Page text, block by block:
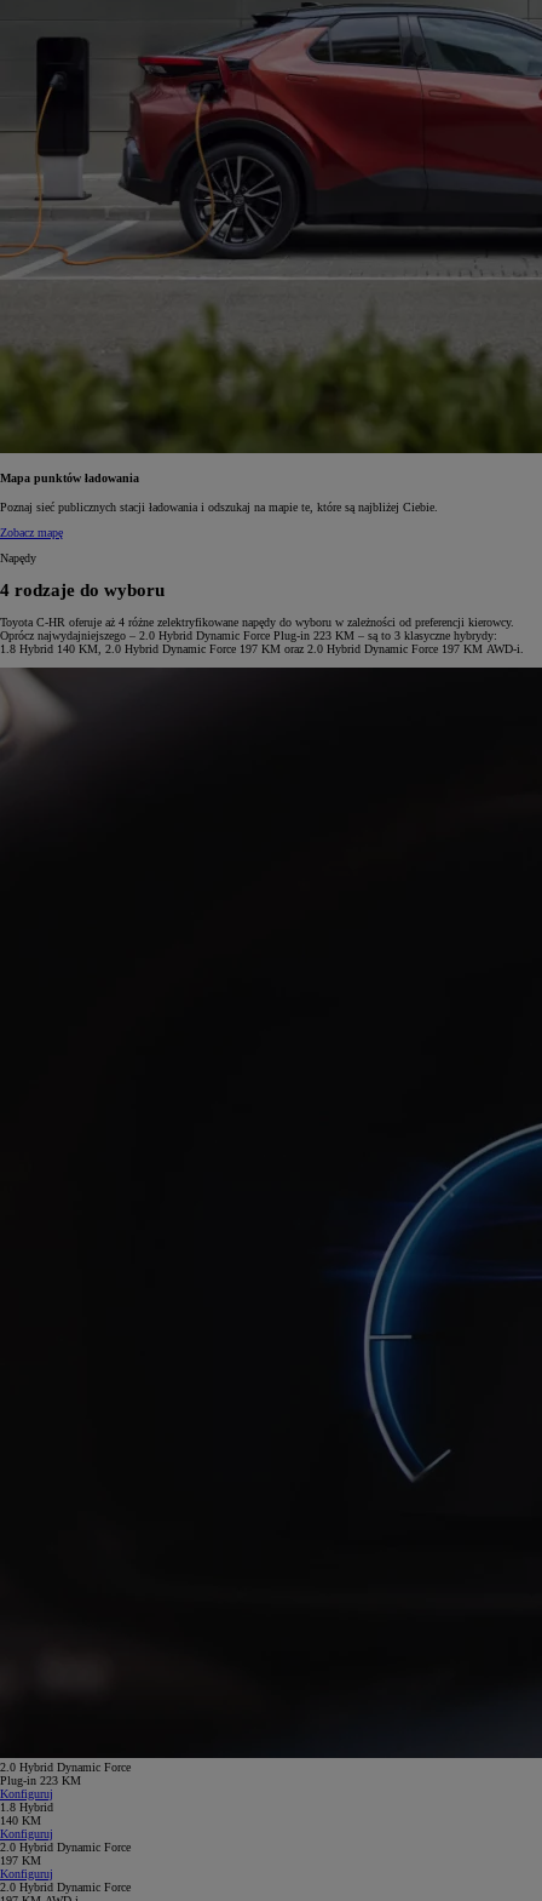
Mapa punktów ładowania
Poznaj sieć publicznych stacji ładowania i odszukaj na mapie te, które są najbliżej Ciebie.
Zobacz mapę
Napędy
4 rodzaje do wyboru
Toyota C-HR oferuje aż 4 różne zelektryfikowane napędy do wyboru w zależności od preferencji kierowcy.
Oprócz najwydajniejszego – 2.0 Hybrid Dynamic Force Plug-in 223 KM – są to 3 klasyczne hybrydy:
1.8 Hybrid 140 KM, 2.0 Hybrid Dynamic Force 197 KM oraz 2.0 Hybrid Dynamic Force 197 KM AWD-i.
2.0 Hybrid Dynamic Force
Plug-in 223 KM
Konfiguruj
1.8 Hybrid
140 KM
Konfiguruj
2.0 Hybrid Dynamic Force
197 KM
Konfiguruj
2.0 Hybrid Dynamic Force